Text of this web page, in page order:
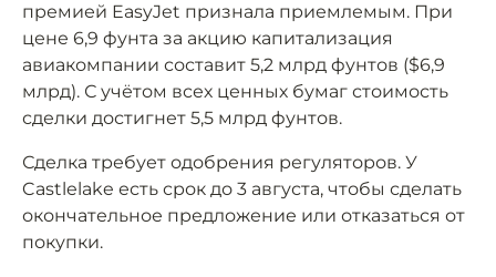
премией EasyJet признала приемлемым. При
цене 6,9 фунта за акцию капитализация
авиакомпании составит 5,2 млрд фунтов ($6,9
млрд). С учётом всех ценных бумаг стоимость
сделки достигнет 5,5 млрд фунтов.
Сделка требует одобрения регуляторов. У
Castlelake есть срок до 3 августа, чтобы сделать
окончательное предложение или отказаться от
покупки.